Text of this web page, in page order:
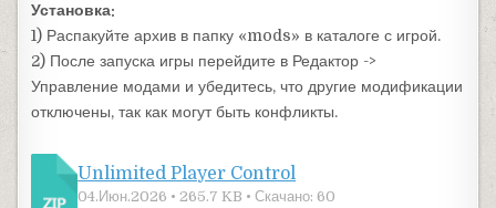
Установка:
1) Распакуйте архив в папку «mods» в каталоге с игрой.
2) После запуска игры перейдите в Редактор ->
Управление модами и убедитесь, что другие модификации
отключены, так как могут быть конфликты.
Unlimited Player Control
04.Июн.2026 • 265.7 KB • Скачано: 60